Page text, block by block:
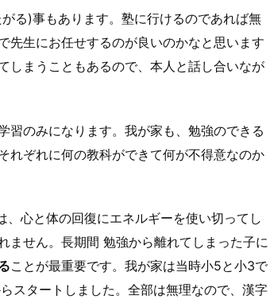
る)事もあります。塾に行けるのであれば無
先生にお任せするのが良いのかなと思います
しまうこともあるので、本人と話し合いなが
習のみになります。我が家も、勉強のできる
れぞれに何の教科ができて何が不得意なのか
心と体の回復にエネルギーを使い切ってし
ません。長期間 勉強から離れてしまった子に
ことが最重要です。我が家は当時小5と小3で
スタートしました。全部は無理なので、漢字